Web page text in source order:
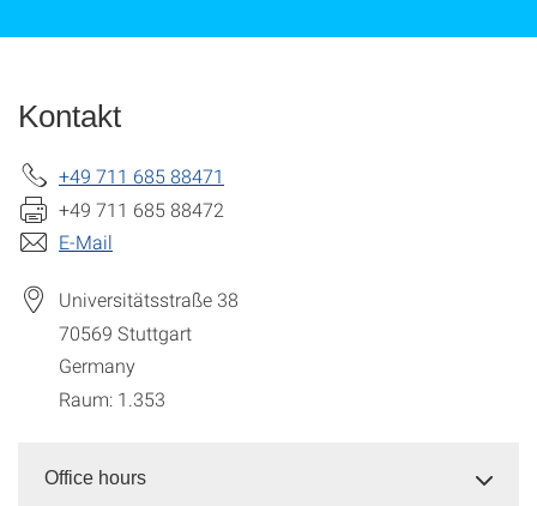
Kontakt
+49 711 685 88471
+49 711 685 88472
E-Mail
Universitätsstraße 38
70569 Stuttgart
Germany
Raum: 1.353
Office hours